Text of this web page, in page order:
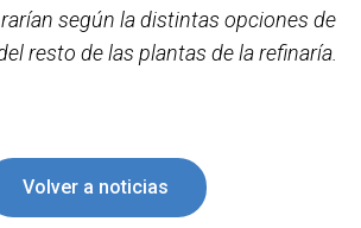
según la distintas opciones de
resto de las plantas de la refinaría.
Volver a noticias